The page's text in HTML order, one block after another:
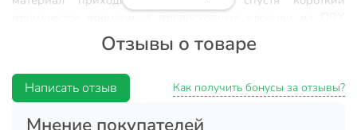
дают возможность максимально повысить срок
эксплуатации этого элемента декора.
Клеенки доступны для покупки только рулонами.
Отзывы о товаре
Написать отзыв Как получить бонусы за отзывы?
Мнение покупателей